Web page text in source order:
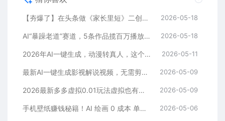
【夯爆了】在头条做《家长里短》二创小故事，这个月收益2w+ 2026-05-18
AI“暴躁老道”赛道，5条作品揽百万播放！（附变现全攻略） 2026-05-18
2026年AI一键生成，动漫转真人，这个月靠这个AI赚了2W+ 2026-05-11
最新AI一键生成影视解说视频，无需剪辑3分钟1条，条条爆款，多平台变现日入2000+ 2026-05-09
2026最新多多虚拟0.01玩法虚拟也有新门路轻松日入2500! 2026-05-09
手机壁纸赚钱秘籍！AI 绘画 0 成本 单店狂销 3.8 万单 2026-05-06